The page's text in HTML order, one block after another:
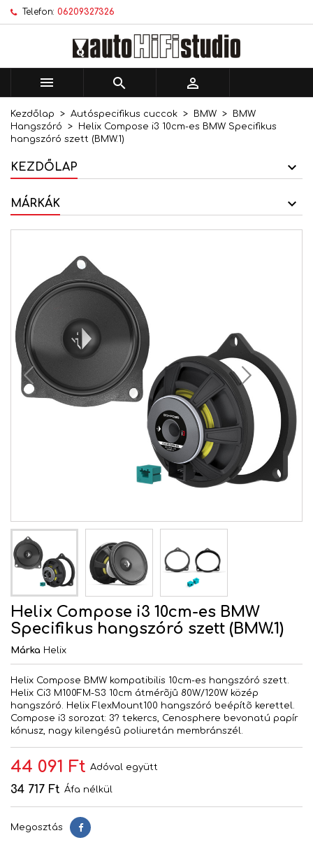
Telefon: 06209327326
  
Kezdőlap Autóspecifikus cuccok BMW
BMW
Hangszóró
Helix Compose i3 10cm-es BMW Specifikus
hangszóró szett (BMW.1)
KEZDŐLAP
MÁRKÁK
Helix Compose i3 10cm-es BMW
Specifikus hangszóró szett (BMW.1)
Márka Helix
Helix Compose BMW kompatibilis 10cm-es hangszóró szett.
Helix Ci3 M100FM-S3 10cm átmérõjû 80W/120W közép
hangszóró. Helix FlexMount100 hangszóró beépítõ kerettel.
Compose i3 sorozat: 3? tekercs, Cenosphere bevonatú papír
kónusz, nagy kilengésû poliuretán membránszél.
44 091 Ft Adóval együtt
34 717 Ft Áfa nélkül
Megosztás Megosztás
Kívánságlistáim ×
Új lista létrehozása
Kívánságlista létrehozása ×
Kívánságlista neve
Mégsem
Bejelentkezés ×
történő mentéséhez.
Mégsem Bejelentkezés